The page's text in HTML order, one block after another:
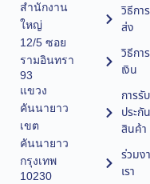
สำนักงาน
ใหญ่
12/5 ซอย
รามอินทรา
93
แขวง
คันนายาว
เขต
คันนายาว
กรุงเทพ
10230
วิธีกา
ส่ง
วิธีกา
เงิน
การรับ
ประกัน
สินค้า
ร่วมง
เรา